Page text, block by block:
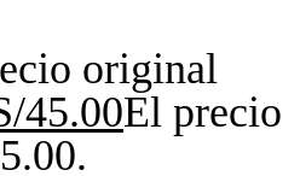
original
45.00El precio